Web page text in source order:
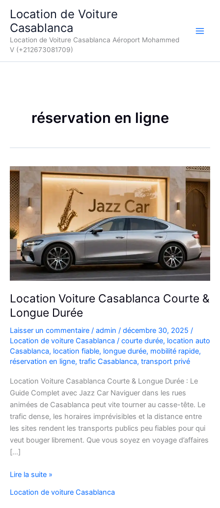
contenu
Location de Voiture
Casablanca
Location de Voiture Casablanca Aéroport Mohammed
V (+212673081709)
réservation en ligne
Location Voiture Casablanca Courte &
Longue Durée
Laisser un commentaire / admin / décembre 30, 2025 /
Location de voiture Casablanca / courte durée, location auto
Casablanca, location fiable, longue durée, mobilité rapide,
réservation en ligne, trafic Casablanca, transport privé
Location Voiture Casablanca Courte & Longue Durée : Le
Guide Complet avec Jazz Car Naviguer dans les rues
animées de Casablanca peut vite tourner au casse-tête. Le
trafic dense, les horaires imprévisibles et la distance entre
les sites rendent les transports publics peu fiables pour qui
veut bouger librement. Que vous soyez en voyage d’affaires
[…]
Location
Casablanca
Lire la suite »
Location de voiture Casablanca